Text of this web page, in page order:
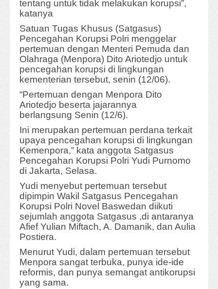
tentang untuk tidak melakukan korupsi”,
katanya
Satuan Tugas Khusus (Satgasus)
Pencegahan Korupsi Polri menggelar
pertemuan dengan Menteri Pemuda dan
Olahraga (Menpora) Dito Ariotedjo untuk
pencegahan korupsi di lingkungan
kementerian tersebut, senin (12/06).
“Pertemuan dengan Menpora Dito
Ariotedjo beserta jajarannya
berlangsung Senin (12/6).
Ini merupakan pertemuan perdana terkait
upaya pencegahan korupsi di lingkungan
Kemenpora,” kata anggota Satgasus
Pencegahan Korupsi Polri Yudi Purnomo
di Jakarta, Selasa.
Yudi menyebut pertemuan tersebut
dipimpin Wakil Satgasus Pencegahan
Korupsi Polri Novel Baswedan diikuti
sejumlah anggota Satgasus ,di antaranya
Afief Yulian Miftach, A. Damanik, dan Aulia
Postiera.
Menurut Yudi, dalam pertemuan tersebut
Menpora sangat terbuka, punya ide-ide
reformis, dan punya semangat antikorupsi
yang sama.